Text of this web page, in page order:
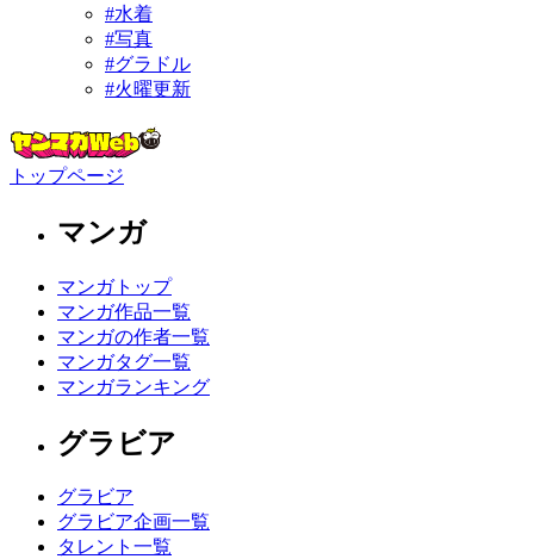
#水着
#写真
#グラドル
#火曜更新
トップページ
マンガ
マンガトップ
マンガ作品一覧
マンガの作者一覧
マンガタグ一覧
マンガランキング
グラビア
グラビア
グラビア企画一覧
タレント一覧